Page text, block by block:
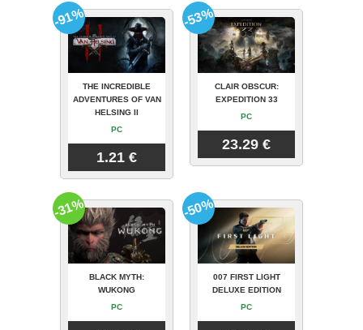
THE INCREDIBLE
ADVENTURES OF VAN
HELSING II
PC
1.21 €
-91%
CLAIR OBSCUR:
EXPEDITION 33
PC
23.29 €
-53%
BLACK MYTH:
WUKONG
PC
-31%
007 FIRST LIGHT
DELUXE EDITION
PC
-50%